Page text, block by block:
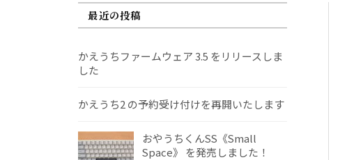
最近の投稿
かえうちファームウェア 3.5 をリリースしま
した
かえうち2 の予約受け付けを再開いたします
おやうちくんSS《Small
Space》 を発売しました！